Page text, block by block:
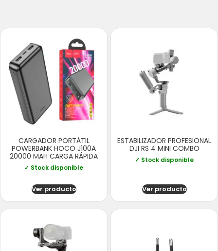
CARGADOR PORTÁTIL
POWERBANK HOCO J100A
20000 MAH CARGA RÁPIDA
✓ Stock disponible
Ver producto
ESTABILIZADOR PROFESIONAL
DJI RS 4 MINI COMBO
✓ Stock disponible
Ver producto